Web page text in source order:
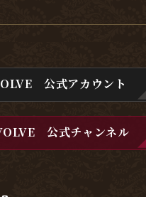
公式アカウント
公式チャンネル